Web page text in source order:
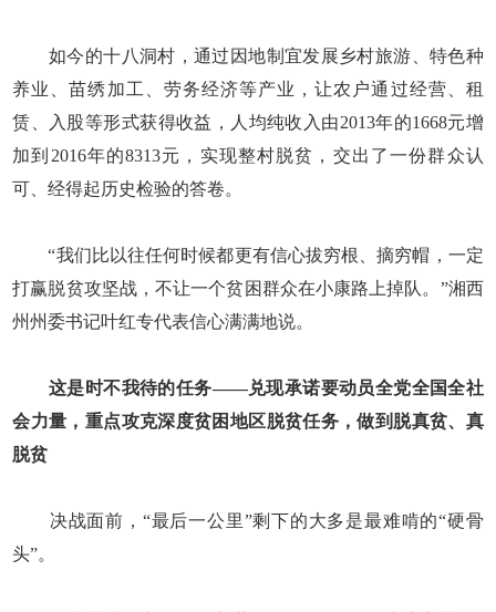
如今的十八洞村，通过因地制宜发展乡村旅游、特色种
养业、苗绣加工、劳务经济等产业，让农户通过经营、租
赁、入股等形式获得收益，人均纯收入由2013年的1668元增
加到2016年的8313元，实现整村脱贫，交出了一份群众认
可、经得起历史检验的答卷。
“我们比以往任何时候都更有信心拔穷根、摘穷帽，一定
打赢脱贫攻坚战，不让一个贫困群众在小康路上掉队。”湘西
州州委书记叶红专代表信心满满地说。
这是时不我待的任务——兑现承诺要动员全党全国全社
会力量，重点攻克深度贫困地区脱贫任务，做到脱真贫、真
脱贫
决战面前，“最后一公里”剩下的大多是最难啃的“硬骨
头”。